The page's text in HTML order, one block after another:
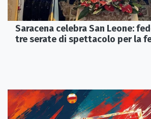
Saracena celebra San Leone:
tre serate di spettacolo per la